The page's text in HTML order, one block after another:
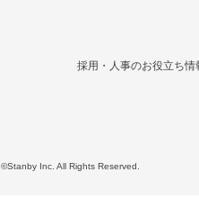
採用・人事のお役立ち情
©Stanby Inc. All Rights Reserved.